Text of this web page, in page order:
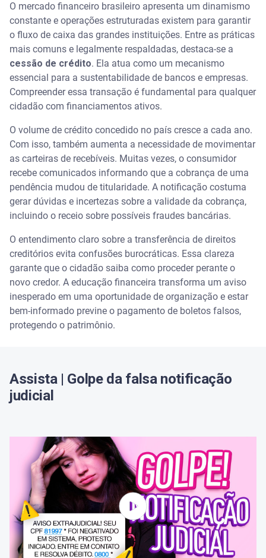
O que é a cessão de crédito
As figuras jurídicas envolvidas no processo
O papel das empresas securitizadoras e dos fundos
de investimento
Diferença entre cessão e portabilidade de crédito
O que muda para o consumidor com a cessão de
crédito
A obrigatoriedade e a importância da notificação
prévia
Passo a passo ao receber o comunicado de
Os principais tipos de cessão de crédito no
mercado
Vantagens da negociação com as empresas
Encontre novas oportunidades financeiras com o
Perguntas frequentes sobre cessão de crédito
A cessão de crédito precisa da autorização
expressa do devedor?
O novo credor pode aumentar agressivamente os
juros da dívida transferida?
O que fazer se a notificação da transferência da
dívida não chegar?
O mercado financeiro brasileiro apresenta um dinamismo
constante e operações estruturadas existem para garantir
o fluxo de caixa das grandes instituições. Entre as práticas
mais comuns e legalmente respaldadas, destaca-se a
cessão de crédito. Ela atua como um mecanismo
essencial para a sustentabilidade de bancos e empresas.
Compreender essa transação é fundamental para qualquer
cidadão com financiamentos ativos.
O volume de crédito concedido no país cresce a cada ano.
Com isso, também aumenta a necessidade de movimentar
as carteiras de recebíveis. Muitas vezes, o consumidor
recebe comunicados informando que a cobrança de uma
pendência mudou de titularidade. A notificação costuma
gerar dúvidas e incertezas sobre a validade da cobrança,
incluindo o receio sobre possíveis fraudes bancárias.
O entendimento claro sobre a transferência de direitos
creditórios evita confusões burocráticas. Essa clareza
garante que o cidadão saiba como proceder perante o
novo credor. A educação financeira transforma um aviso
inesperado em uma oportunidade de organização e estar
bem-informado previne o pagamento de boletos falsos,
protegendo o patrimônio.
Assista | Golpe da falsa notificação
judicial